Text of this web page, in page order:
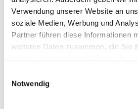
Verwendung unserer Website an
soziale Medien, Werbung und
Partner führen diese Informationen
weiteren Daten zusammen, die Sie
Notwendig